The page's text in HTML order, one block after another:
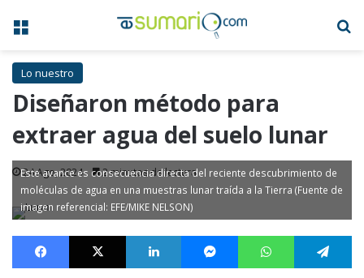
Menú
Lo nuestro
Diseñaron método para
extraer agua del suelo lunar
24 Ago, 2024 2 minutos de lectura
Este avance es consecuencia directa del reciente descubrimiento de
moléculas de agua en una muestras lunar traída a la Tierra (Fuente de
imagen referencial: EFE/MIKE NELSON)
Facebook X LinkedIn MessengerWhatsApp